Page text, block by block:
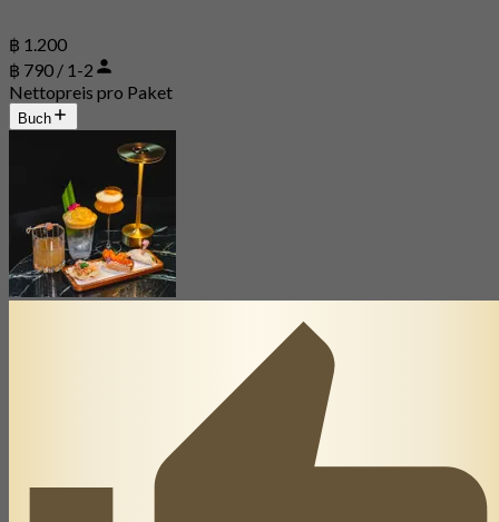
฿ 1.200
฿ 790 / 1-2
Nettopreis pro Paket
Buch